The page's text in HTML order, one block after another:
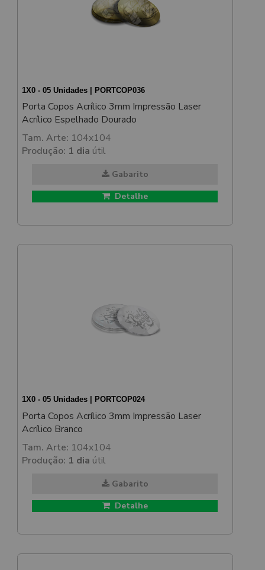
1X0 - 05 Unidades | PORTCOP036
Porta Copos Acrílico 3mm Impressão Laser
Acrílico Espelhado Dourado
Tam. Arte: 104x104
Produção: 1 dia útil
Gabarito
Detalhe
1X0 - 05 Unidades | PORTCOP024
Porta Copos Acrílico 3mm Impressão Laser
Acrílico Branco
Tam. Arte: 104x104
Produção: 1 dia útil
Gabarito
Detalhe